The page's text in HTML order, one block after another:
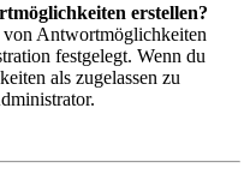
erstellen?
Antwortmöglichkeiten
festgelegt. Wenn du
als zugelassen zu